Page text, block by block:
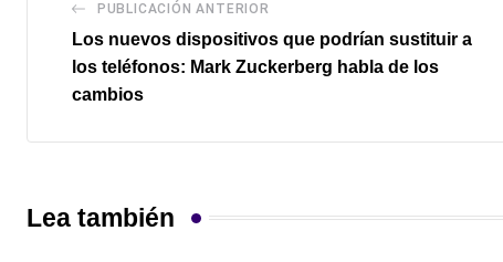
PUBLICACIÓN ANTERIOR
Los nuevos dispositivos que podrían sustituir a
los teléfonos: Mark Zuckerberg habla de los
cambios
Lea también